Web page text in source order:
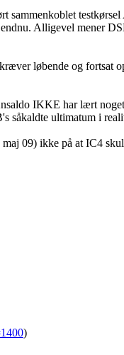
sammenkoblet
Alligevel mener
løbende og fortsat
IKKE har lært
såkaldte ultimatum i
09) ikke på at IC4
)